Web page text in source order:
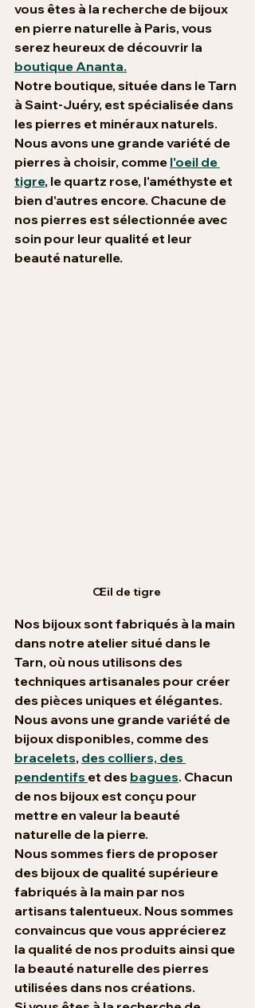
vous êtes à la recherche de bijoux
en pierre naturelle à Paris, vous
serez heureux de découvrir la
boutique Ananta.
Notre boutique, située dans le Tarn
à Saint-Juéry, est spécialisée dans
les pierres et minéraux naturels.
Nous avons une grande variété de
pierres à choisir, comme l'oeil de
tigre, le quartz rose, l'améthyste et
bien d'autres encore. Chacune de
nos pierres est sélectionnée avec
soin pour leur qualité et leur
beauté naturelle.
Œil de tigre
Nos bijoux sont fabriqués à la main
dans notre atelier situé dans le
Tarn, où nous utilisons des
techniques artisanales pour créer
des pièces uniques et élégantes.
Nous avons une grande variété de
bijoux disponibles, comme des
bracelets, des colliers, des
pendentifs et des bagues. Chacun
de nos bijoux est conçu pour
mettre en valeur la beauté
naturelle de la pierre.
Nous sommes fiers de proposer
des bijoux de qualité supérieure
fabriqués à la main par nos
artisans talentueux. Nous sommes
convaincus que vous apprécierez
la qualité de nos produits ainsi que
la beauté naturelle des pierres
utilisées dans nos créations.